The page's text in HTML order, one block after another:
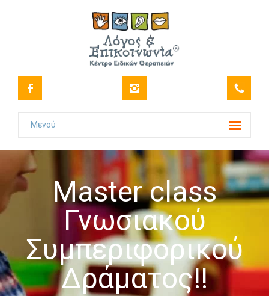
Μενού
Το Κέντρο
-- Όραμα
-- Ιστορικό
-- Πιστοποιήσεις
-- Στελέχωση
-- Επιστημονική Υπεύθυνη
Master class
Γνωσιακού
Συμπεριφορικού
Δράματος!!